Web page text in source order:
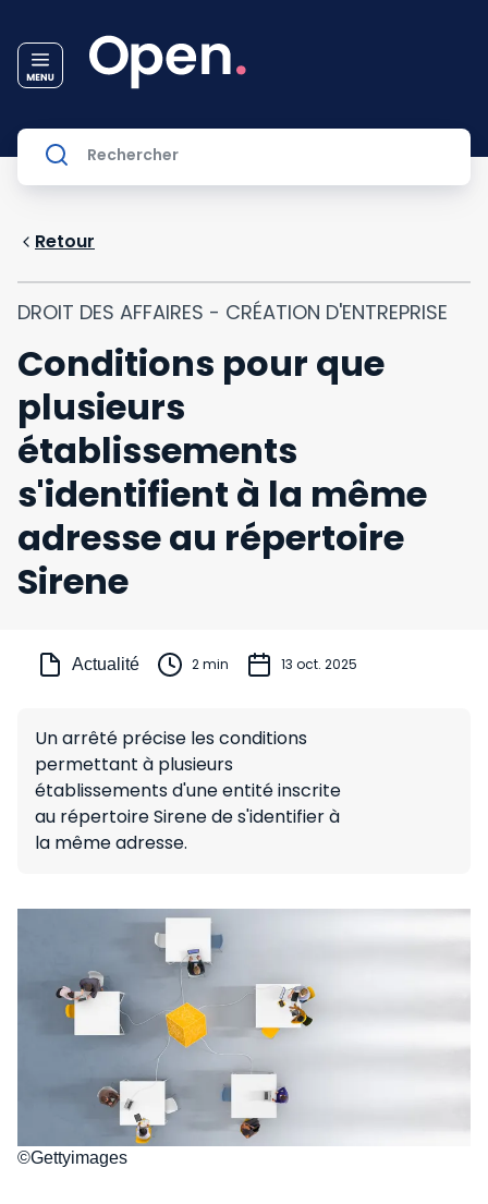
Retour
DROIT DES AFFAIRES - CRÉATION D'ENTREPRISE
Conditions pour que
plusieurs
établissements
s'identifient à la même
adresse au répertoire
Sirene
Actualité 2 min 13 oct. 2025
Un arrêté précise les conditions
permettant à plusieurs
établissements d'une entité inscrite
au répertoire Sirene de s'identifier à
la même adresse.
©Gettyimages